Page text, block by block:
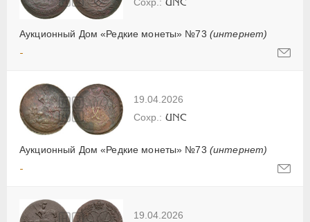
Аукционный Дом «Редкие монеты» №73 (интернет)
-
19.04.2026
Аукционный Дом «Редкие монеты» №73 (интернет)
UNC
-
19.04.2026